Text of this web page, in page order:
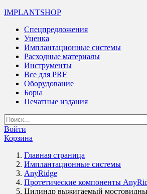
IMPLANTSHOP
Спецпредложения
Уценка
Имплантационные системы
Расходные материалы
Инструменты
Все для PRF
Оборудование
Боры
Печатные издания
Войти
Корзина
Главная страница
Имплантационные системы
AnyRidge
Протетические компоненты
Цилиндр выжигаемый